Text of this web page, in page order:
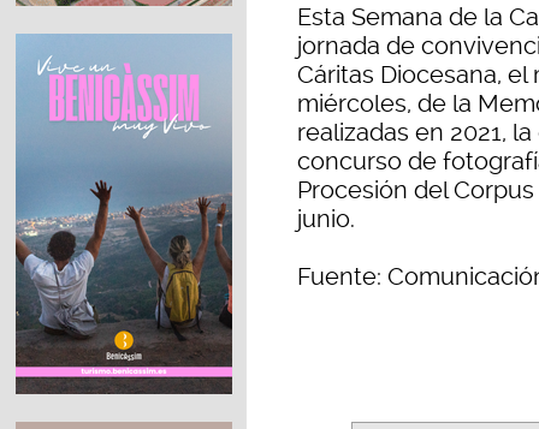
Esta Semana de la
jornada de
Cáritas Diocesana,
miércoles, de la
realizadas en 2021,
concurso de
Procesión del
junio.
Fuente: